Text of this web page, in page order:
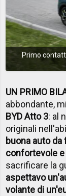
Primo
UN PRIMO
abbondante,
BYD Atto 3: al
originali
buona auto
confortevole
sacrificare la
aspettavo
volante di